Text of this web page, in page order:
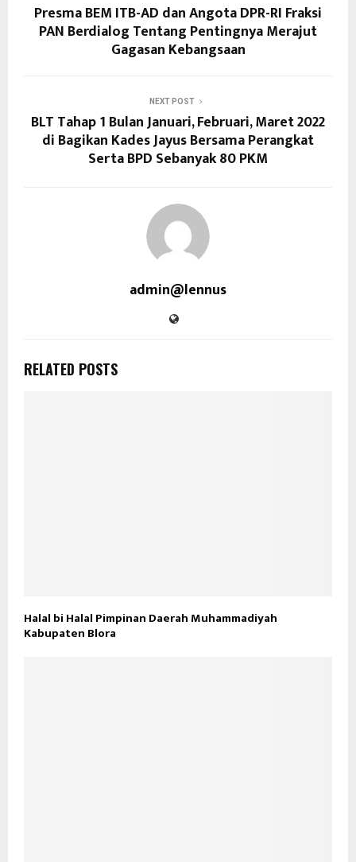
Presma BEM ITB-AD dan Angota DPR-RI Fraksi
PAN Berdialog Tentang Pentingnya Merajut
Gagasan Kebangsaan
NEXT POST
BLT Tahap 1 Bulan Januari, Februari, Maret 2022
di Bagikan Kades Jayus Bersama Perangkat
Serta BPD Sebanyak 80 PKM
admin@lennus
RELATED POSTS
Halal bi Halal Pimpinan Daerah Muhammadiyah
Kabupaten Blora